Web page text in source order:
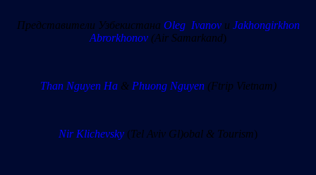
Представители Узбекистана Oleg Ivanovи Jakhongirkhon
Abrorkhonov (Air Samarkand)
Than Nguyen Ha& Phuong Nguyen(Ftrip Vietnam)
Nir Klichevsky (Tel Aviv Gl)obal & Tourism)